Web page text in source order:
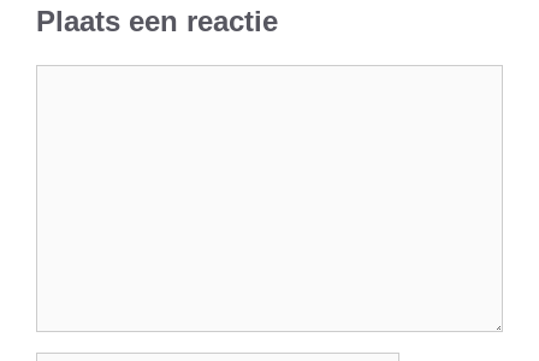
Plaats een reactie